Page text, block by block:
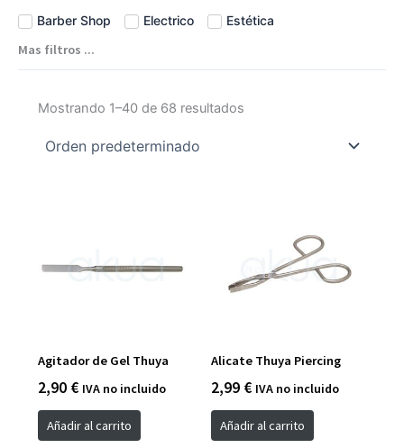
Barber Shop
Electrico Estética
Mas filtros ...
Mostrando 1–40 de 68 resultados
Agitador de Gel Thuya
2,90 € IVA no incluido
Añadir al carrito
Alicate Thuya Piercing
2,99 € IVA no incluido
Añadir al carrito